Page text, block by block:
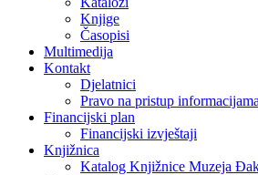
Knjige
Časopisi
Multimedija
Kontakt
Djelatnici
Pravo na pristup informacijama
Financijski plan
Financijski izvještaji
Knjižnica
Katalog Knjižnice Muzeja